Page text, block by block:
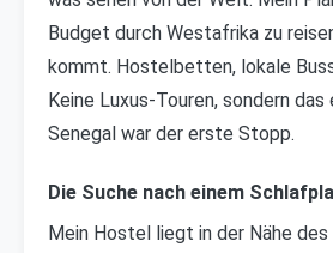
Budget durch Westafrika zu
kommt. Hostelbetten, lokale
Keine Luxus-Touren, sondern
Senegal war der erste Stopp.
Die Suche nach einem
Mein Hostel liegt in der Nähe